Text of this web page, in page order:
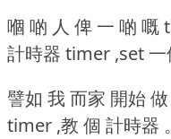
嗰 啲 人 俾 一 啲 嘅
計時器 timer ,set 一
譬如 我 而家 開始
timer ,教 個 計時器 。